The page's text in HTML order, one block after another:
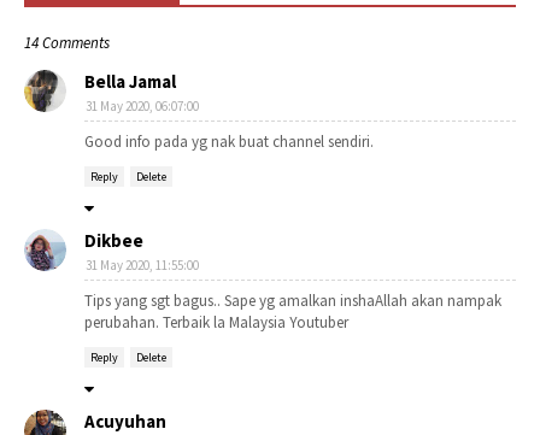
14 Comments
Bella Jamal
31 May 2020, 06:07:00
Good info pada yg nak buat channel sendiri.
Reply Delete
Dikbee
31 May 2020, 11:55:00
Tips yang sgt bagus.. Sape yg amalkan inshaAllah akan nampak
perubahan. Terbaik la Malaysia Youtuber
Reply Delete
Acuyuhan